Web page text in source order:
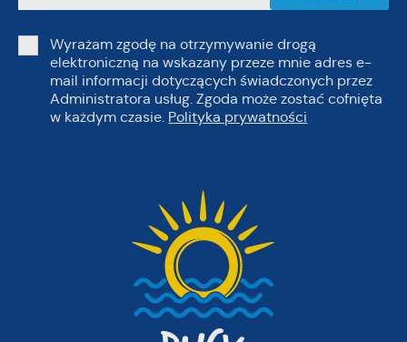
Wyrażam zgodę na otrzymywanie drogą
elektroniczną na wskazany przeze mnie adres e-
mail informacji dotyczących świadczonych przez
Administratora usług. Zgoda może zostać cofnięta
w każdym czasie. Polityka prywatności